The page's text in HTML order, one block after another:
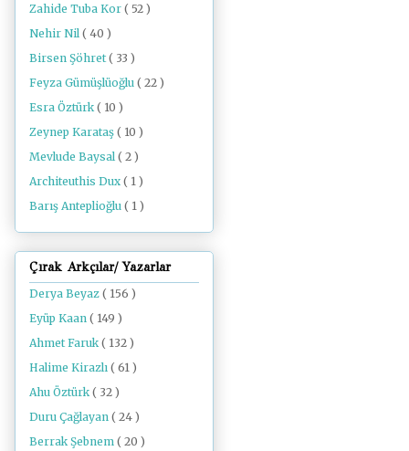
Zahide Tuba Kor ( 52 )
Nehir Nil ( 40 )
Birsen Şöhret ( 33 )
Feyza Gümüşlüoğlu ( 22 )
Esra Öztürk ( 10 )
Zeynep Karataş ( 10 )
Mevlude Baysal ( 2 )
Architeuthis Dux ( 1 )
Barış Anteplioğlu ( 1 )
Çırak Arkçılar/ Yazarlar
Derya Beyaz ( 156 )
Eyüp Kaan ( 149 )
Ahmet Faruk ( 132 )
Halime Kirazlı ( 61 )
Ahu Öztürk ( 32 )
Duru Çağlayan ( 24 )
Berrak Şebnem ( 20 )